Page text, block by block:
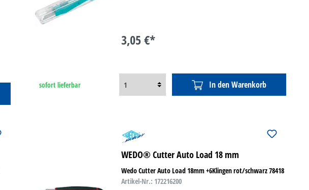
3,05 €*
sofort lieferbar In den Warenkorb
WEDO® Cutter Auto Load 18 mm
Wedo Cutter Auto Load 18mm +6Klingen rot/schwarz 78418
Artikel-Nr.: 172216200